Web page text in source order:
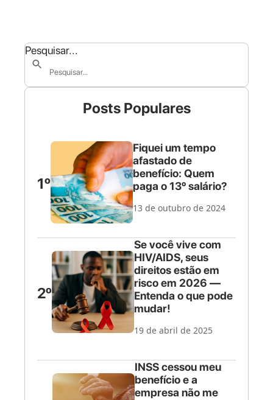
Pesquisar...
Posts Populares
1º
Fiquei um tempo
afastado de
benefício: Quem
paga o 13º salário?
13 de outubro de 2024
2º
Se você vive com
HIV/AIDS, seus
direitos estão em
risco em 2026 —
Entenda o que pode
mudar!
19 de abril de 2025
INSS cessou meu
benefício e a
empresa não me